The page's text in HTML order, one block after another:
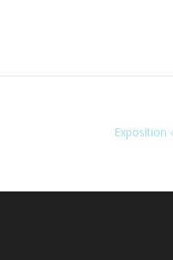
Exposition